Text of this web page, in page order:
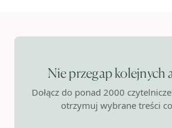
Nie przegap kolejnych
Dołącz do ponad 2000
otrzymuj wybrane treści